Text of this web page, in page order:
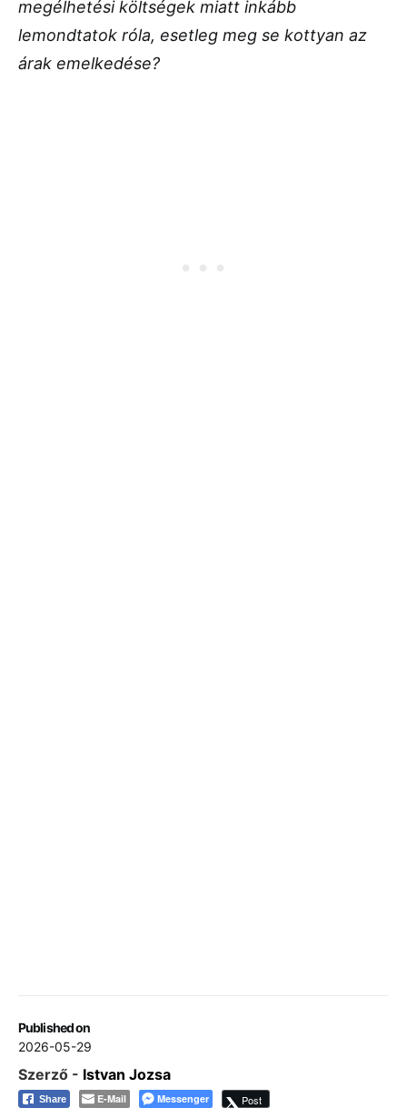
Published on
2026-05-29
megélhetési költségek miatt inkább
lemondtatok róla, esetleg meg se kottyan az
árak emelkedése?
Szerző - Istvan Jozsa
Share E-Mail Messenger Post